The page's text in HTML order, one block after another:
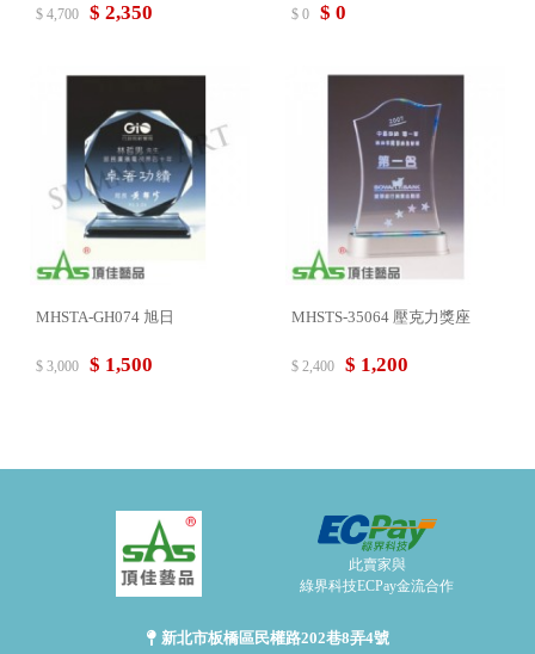
$ 4,700 $ 2,350 $ 0 $ 0
MHSTA-GH074 旭日
$ 3,000 $ 1,500
MHSTS-35064 壓克力獎座
$ 2,400 $ 1,200
此賣家與
綠界科技ECPay金流合作
新北市板橋區民權路202巷8弄4號